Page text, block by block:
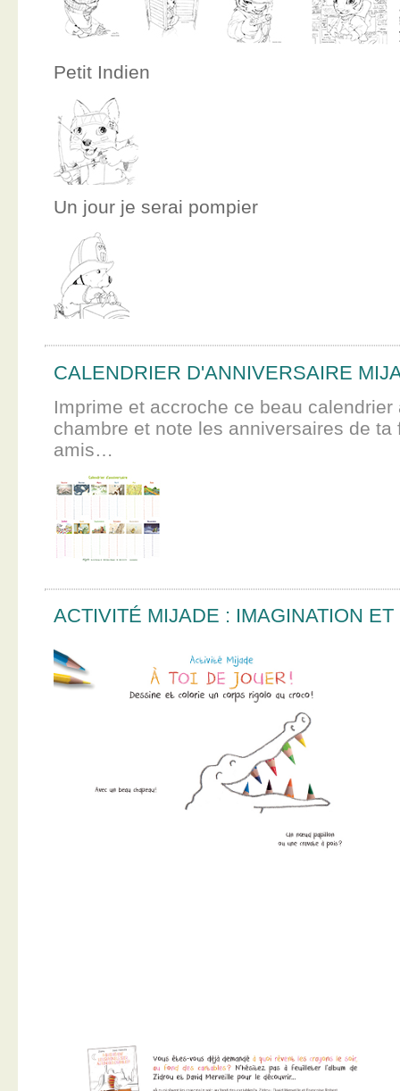
Petit Indien
Un jour je serai pompier
CALENDRIER D'ANNIVERSAIRE
Imprime et accroche ce beau calendrier
chambre et note les anniversaires de ta
amis…
ACTIVITÉ MIJADE : IMAGINATION